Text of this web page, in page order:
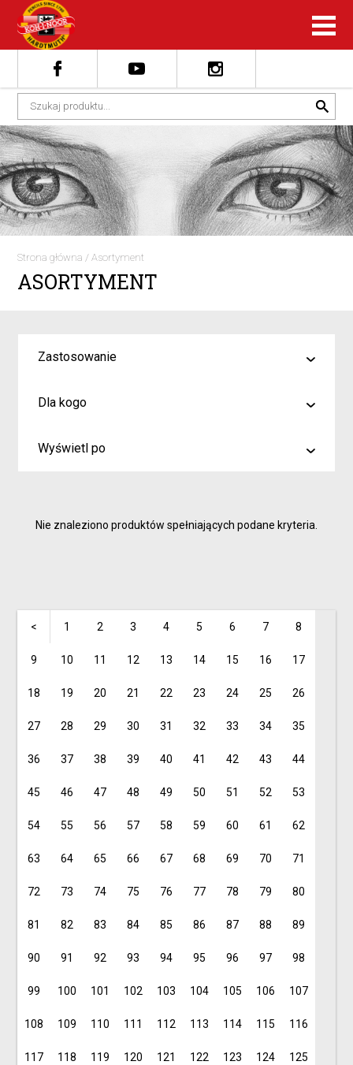
Strona główna /Asortyment
ASORTYMENT
Zastosowanie
malowanie
kreślenie
Dla kogo
Artyści i profesjonaliści
Inspiracje dla rodziców i dzieci
Wyświetl po
Nie znaleziono produktów spełniających podane kryteria.
< 1 2 3 4 5 6 7 8
9 10 11 12 13 14 15 16 17
18 19 20 21 22 23 24 25 26
27 28 29 30 31 32 33 34 35
36 37 38 39 40 41 42 43 44
45 46 47 48 49 50 51 52 53
54 55 56 57 58 59 60 61 62
63 64 65 66 67 68 69 70 71
72 73 74 75 76 77 78 79 80
81 82 83 84 85 86 87 88 89
90 91 92 93 94 95 96 97 98
99 100 101 102 103 104 105 106 107
108 109 110 111 112 113 114 115 116
117 118 119 120 121 122 123 124 125